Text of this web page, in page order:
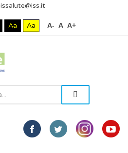
issalute@iss.it
Aa Aa A- A A+